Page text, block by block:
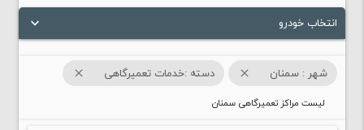
keyboard_arrow_down انتخاب خودرو
شهر : سمنان close دسته :خدمات تعمیرگاهی close
لیست مراکز تعمیرگاهی سمنان